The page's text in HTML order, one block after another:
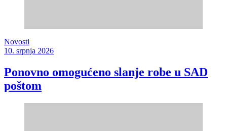
Novosti
10. srpnja 2026
Ponovno omogućeno slanje robe u SAD
poštom